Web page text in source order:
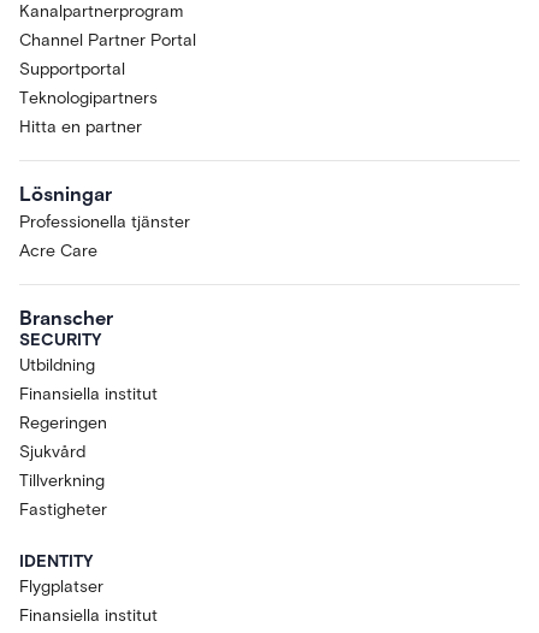
Kanalpartnerprogram
Channel Partner Portal
Supportportal
Teknologipartners
Hitta en partner
Lösningar
Professionella tjänster
Acre Care
Branscher
SECURITY
Utbildning
Finansiella institut
Regeringen
Sjukvård
Tillverkning
Fastigheter
IDENTITY
Flygplatser
Finansiella institut